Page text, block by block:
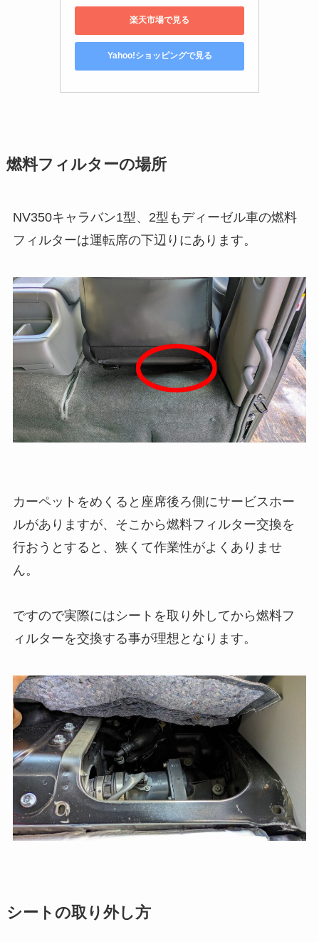
楽天市場で見る
Yahoo!ショッピングで見る
燃料フィルターの場所
NV350キャラバン1型、2型もディーゼル車の燃料
フィルターは運転席の下辺りにあります。
カーペットをめくると座席後ろ側にサービスホー
ルがありますが、そこから燃料フィルター交換を
行おうとすると、狭くて作業性がよくありませ
ん。
ですので実際にはシートを取り外してから燃料フ
ィルターを交換する事が理想となります。
シートの取り外し方